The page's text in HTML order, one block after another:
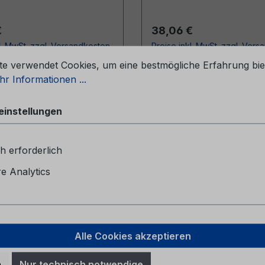
Preis:
MwSt. zzgl. Versandkosten
den Warenkorb
Regulärer Preis:
38,06 €
Preise inkl. MwSt. zzgl.
SYNC 3
verwendet Cookies, um eine bestmögliche Erfahrung
Informationen ...
erforderlich
Analytics
Alle Cookies akzeptieren